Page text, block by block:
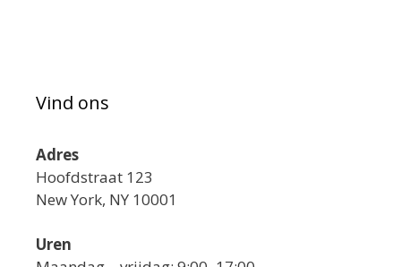
Vind ons
Adres
Hoofdstraat 123
New York, NY 10001
Uren